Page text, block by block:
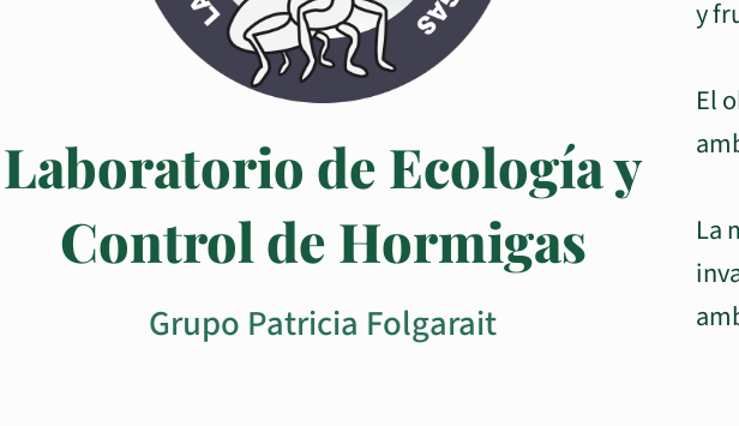
Explorar Publicaciones
Laboratorio de Ecología y
Control de Hormigas
Grupo Patricia Folgarait
y
El
La